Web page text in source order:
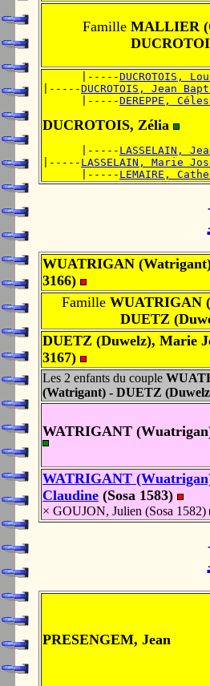
Famille MALLIER
      |-----
DUCROTOIS,
|-----DUCROTOIS, Jean
      |-----
DEREPPE,
DUCROTOIS, Zélia
      |-----
LASSELAIN,
|----- LASSELAIN, Marie
      |-----
LEMAIRE,
WUATRIGAN
3166)
FamilleWUATRIGAN
DUETZ
DUETZ (Duwelz), Marie
3167)
Les 2 enfants du couple
(Watrigant) - DUETZ
WATRIGANT
WATRIGANT
Claudine (Sosa 1583)
× GOUJON, Julien (Sosa 1582)
PRESENGEM, Jean